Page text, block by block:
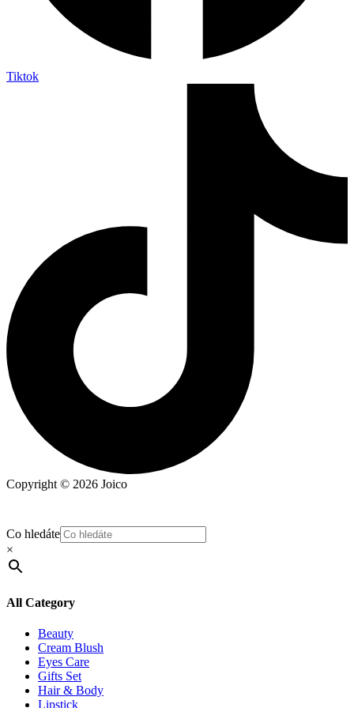
Tiktok
Copyright © 2026 Joico
Co hledáte
×
All Category
Beauty
Cream Blush
Eyes Care
Gifts Set
Hair & Body
Lipstick